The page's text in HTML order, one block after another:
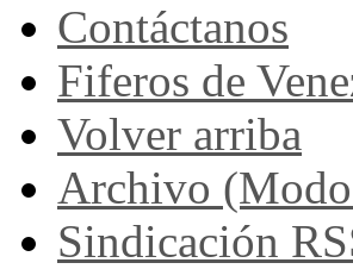
Contáctanos
Fiferos de
Volver arriba
Archivo
Sindicación